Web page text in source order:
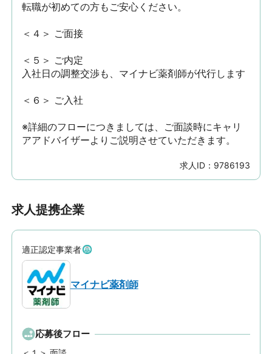
転職が初めての方もご安心ください。
＜４＞ ご面接
＜５＞ ご内定
入社日の調整交渉も、マイナビ薬剤師が代行します
＜６＞ ご入社
※詳細のフローにつきましては、ご面談時にキャリ
アアドバイザーよりご説明させていただきます。
求人ID： 9786193
求人提携企業
適正認定事業者
マイナビ薬剤師
応募後フロー